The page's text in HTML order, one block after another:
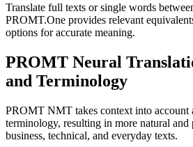
Translate full texts or single words
PROMT.One provides relevant
options for accurate meaning.
PROMT Neural
and Terminology
PROMT NMT takes context into account
terminology, resulting in more natural and
business, technical, and everyday texts.